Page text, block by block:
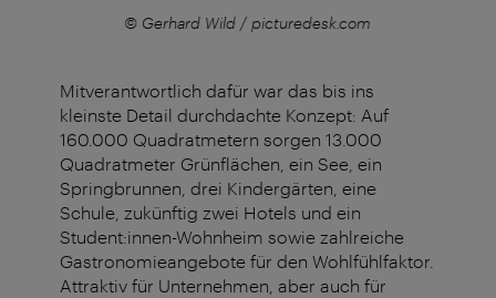
© Gerhard Wild / picturedesk.com
Mitverantwortlich dafür war das bis ins
kleinste Detail durchdachte Konzept: Auf
160.000 Quadratmetern sorgen 13.000
Quadratmeter Grünflächen, ein See, ein
Springbrunnen, drei Kindergärten, eine
Schule, zukünftig zwei Hotels und ein
Student:innen-Wohnheim sowie zahlreiche
Gastronomieangebote für den Wohlfühlfaktor.
Attraktiv für Unternehmen, aber auch für